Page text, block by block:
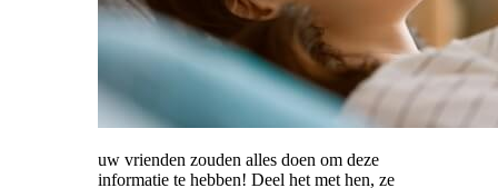
uw vrienden zouden alles doen om deze
informatie te hebben! Deel het met hen, ze